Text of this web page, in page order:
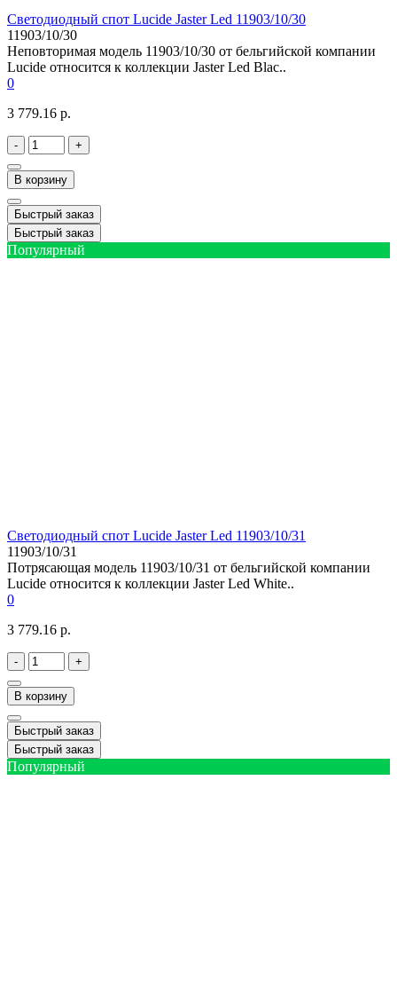
Светодиодный спот Lucide Jaster Led 11903/10/30
11903/10/30
Неповторимая модель 11903/10/30 от бельгийской компании
Lucide относится к коллекции Jaster Led Blac..
0
3 779.16 р.
- +
В корзину
Быстрый заказ
Быстрый заказ
Популярный
Светодиодный спот Lucide Jaster Led 11903/10/31
11903/10/31
Потрясающая модель 11903/10/31 от бельгийской компании
Lucide относится к коллекции Jaster Led White..
0
3 779.16 р.
- +
В корзину
Быстрый заказ
Быстрый заказ
Популярный